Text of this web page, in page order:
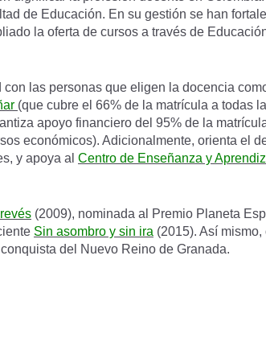
de Educación. En su gestión se han
la oferta de cursos a través de
las personas que eligen la docencia
(que cubre el 66% de la matrícula a todas
apoyo financiero del 95% de la
económicos). Adicionalmente, orienta el
y apoya al Centro de Enseñanza y
(2009), nominada al Premio Planeta
Sin asombro y sin ira (2015). Así
del Nuevo Reino de Granada.